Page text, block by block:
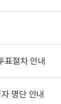
표절차 안내
명단 안내